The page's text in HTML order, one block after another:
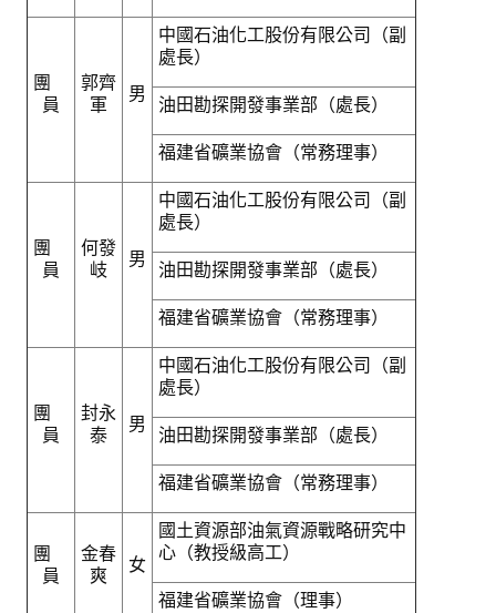
團
員
郭齊
軍
男
中國石油化工股份有限公司（副
處長）
油田勘探開發事業部（處長）
福建省礦業協會（常務理事）
團
員
何發
岐
男
中國石油化工股份有限公司（副
處長）
油田勘探開發事業部（處長）
福建省礦業協會（常務理事）
團
員
封永
泰
男
中國石油化工股份有限公司（副
處長）
油田勘探開發事業部（處長）
福建省礦業協會（常務理事）
團
員
金春
爽
女
國土資源部油氣資源戰略研究中
心（教授級高工）
福建省礦業協會（理事）